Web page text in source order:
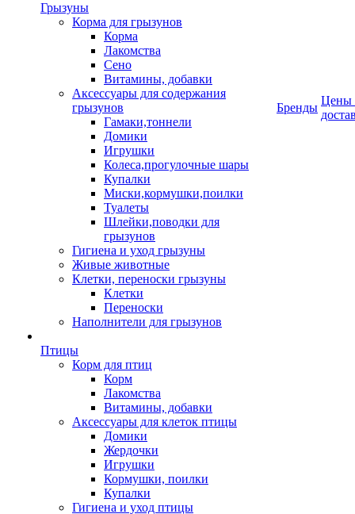
Грызуны
Корма для грызунов
Корма
Лакомства
Сено
Витамины, добавки
Аксессуары для содержания
грызунов
Гамаки,тоннели
Домики
Игрушки
Колеса,прогулочные шары
Купалки
Миски,кормушки,поилки
Туалеты
Шлейки,поводки для
грызунов
Гигиена и уход грызуны
Живые животные
Клетки, переноски грызуны
Клетки
Переноски
Наполнители для грызунов
Птицы
Корм для птиц
Корм
Лакомства
Витамины, добавки
Аксессуары для клеток птицы
Домики
Жердочки
Игрушки
Кормушки, поилки
Купалки
Гигиена и уход птицы
Бренды
Цены